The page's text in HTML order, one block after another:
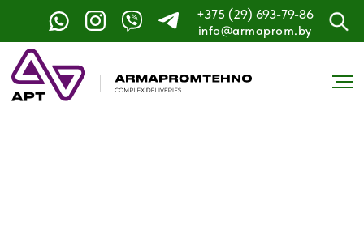
+375 (29) 693-79-86
info@armaprom.by
Контактный телефон: +375 (29) 693-79-86